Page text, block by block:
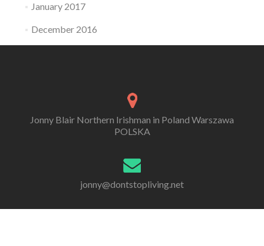
January 2017
December 2016
Jonny Blair Northern Irishman in Poland Warszawa
POLSKA
jonny@dontstopliving.net